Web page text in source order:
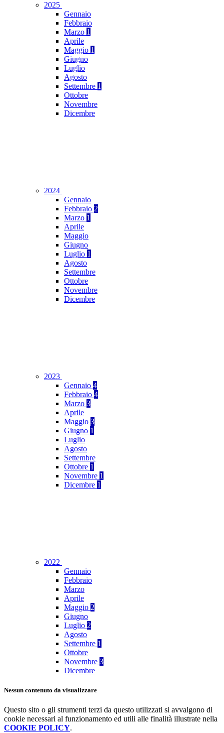
2025
Gennaio
Febbraio
Marzo 1
Aprile
Maggio 1
Giugno
Luglio
Agosto
Settembre 1
Ottobre
Novembre
Dicembre
2024
Gennaio
Febbraio 2
Marzo 1
Aprile
Maggio
Giugno
Luglio 1
Agosto
Settembre
Ottobre
Novembre
Dicembre
2023
Gennaio 4
Febbraio 4
Marzo 3
Aprile
Maggio 3
Giugno 1
Luglio
Agosto
Settembre
Ottobre 1
Novembre 1
Dicembre 1
2022
Gennaio
Febbraio
Marzo
Aprile
Maggio 2
Giugno
Luglio 2
Agosto
Settembre 1
Ottobre
Novembre 3
Dicembre
Nessun contenuto da visualizzare
Questo sito o gli strumenti terzi da questo utilizzati si avvalgono di
cookie necessari al funzionamento ed utili alle finalità illustrate nella
COOKIE POLICY.